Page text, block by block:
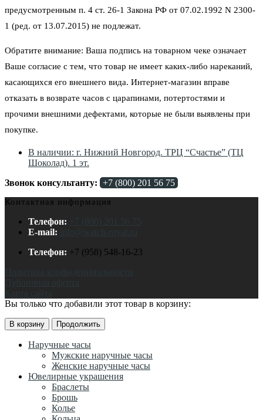
предусмотренным п. 4 ст. 26-1 Закона РФ от 07.02.1992 N 2300-
1 (ред. от 13.07.2015) не подлежат.
Обратите внимание: Ваша подпись на товарном чеке означает
Ваше согласие с тем, что товар не имеет каких-либо нареканий,
касающихся его внешнего вида. Интернет-магазин вправе
отказать в возврате часов с царапинами, потертостями и
прочими внешними дефектами, которые не были выявлены при
покупке.
В наличии: г. Нижний Новгород. ТРЦ “Счастье” (ТЦ
Шоколад). 1 эт.
Звонок консультанту: +7 (800) 201 56 75
Контактная информация
Телефон:
+7 (800) 201 56 75
E-mail:
Телефон: +7 (958) 548-16-23
Карта сайта
Вы только что добавили этот товар в корзину:
В корзину Продолжить
Наручные часы
Мужские наручные часы
Женские наручные часы
Ювелирные украшения
Браслеты
Брошь
Колье